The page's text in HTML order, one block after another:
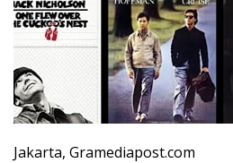
Jakarta, Gramediapost.com